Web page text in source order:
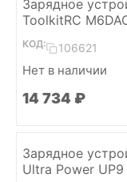
Зарядное
ToolkitRC
КОД: 106621
Нет в наличии
14 734 ₽
Зарядное
Ultra Power UP9